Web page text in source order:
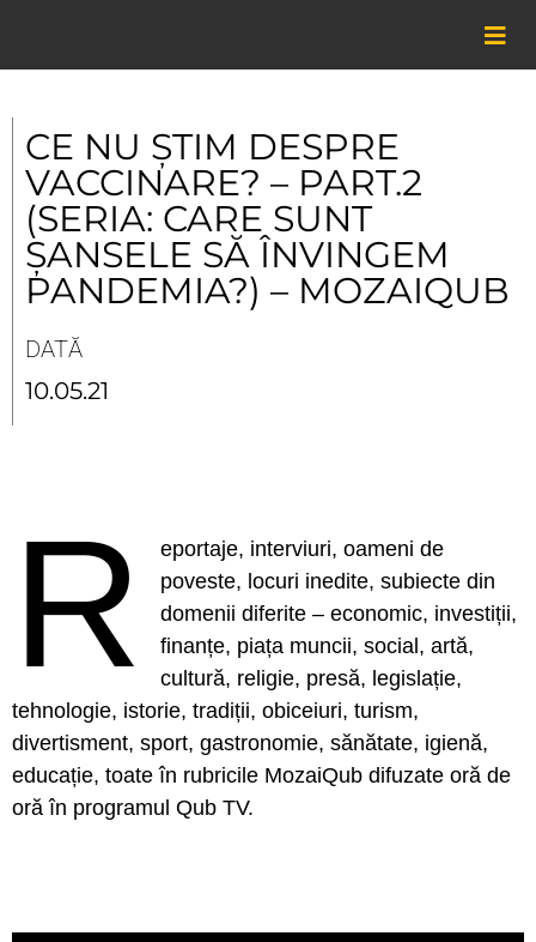
content
CE NU ȘTIM DESPRE
VACCINARE? – PART.2
(SERIA: CARE SUNT
ȘANSELE SĂ ÎNVINGEM
PANDEMIA?) – MOZAIQUB
DATĂ
10.05.21
R
eportaje, interviuri, oameni de
poveste, locuri inedite, subiecte din
domenii diferite – economic, investiții,
finanțe, piața muncii, social, artă,
cultură, religie, presă, legislație,
tehnologie, istorie, tradiții, obiceiuri, turism,
divertisment, sport, gastronomie, sănătate, igienă,
educație, toate în rubricile MozaiQub difuzate oră de
oră în programul Qub TV.